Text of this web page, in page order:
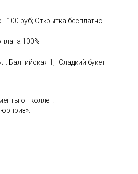
100 руб; Открытка бесплатно
100%
Балтийская 1, "Сладкий букет"
от коллег.